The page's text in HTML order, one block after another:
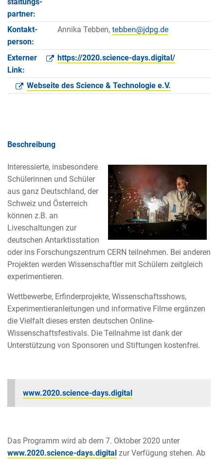
partner:
Kontakt­
person:
Annika Tebben,
Externer
Link:
https://2020.science-days.digital/
Webseite des Science & Technologie e.V.
Beschreibung
Interessierte, insbesondere
Schülerinnen und Schüler
aus ganz Deutschland, der
Schweiz und Österreich
können z.B. an
Liveschaltungen zur
deutschen Antarktisstation
oder ins Forschungszentrum CERN teilnehmen. Bei anderen
Projekten werden Wissenschaftler mit Schülern zeitgleich
experimentieren.
Wettbewerbe, Erfinderprojekte, Wissenschaftsshows,
Experimentieranleitungen und informative Filme ergänzen
die Vielfalt dieses ersten deutschen Online-
Wissenschaftsfestivals. Die Teilnahme ist dank der
Unterstützung von Sponsoren und Stiftungen kostenfrei.
www.2020.science-days.digital
Das Programm wird ab dem 7. Oktober 2020 unter
www.2020.science-days.digital zur Verfügung stehen. Ab